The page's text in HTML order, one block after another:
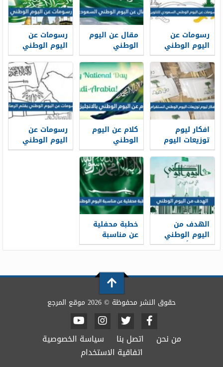
رسومات عن
اليوم الوطني
السعودي
للتلوين 1448
مقال عن اليوم
الوطني
السعودي
مختصر 1448
رسومات عن
اليوم الوطني
1448
افكار ليوم
توزيعات اليوم
الوطني
انستقرام 2026 ،
توزيعات مبتكرة
لليوم الوطني
1448
كلام عن اليوم
الوطني
بالانجليزي 1448
رسومات عن
اليوم الوطني
بقلم الرصاص
الهدف من
اليوم الوطني
1448 وأهمية
خطبة محفلية
عن مناسبة
اليوم الوطني
حقوق النشر محفوظة © 2026 موقع المرجع
من نحن اتصل بنا
سياسة الخصوصية
اتفاقية الاستخدام